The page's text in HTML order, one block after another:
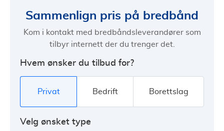
Sammenlign pris på bredbånd
Kom i kontakt med bredbåndsleverandører som
tilbyr internett der du trenger det.
Hvem ønsker du tilbud for?
Privat Bedrift Borettslag
Velg ønsket type